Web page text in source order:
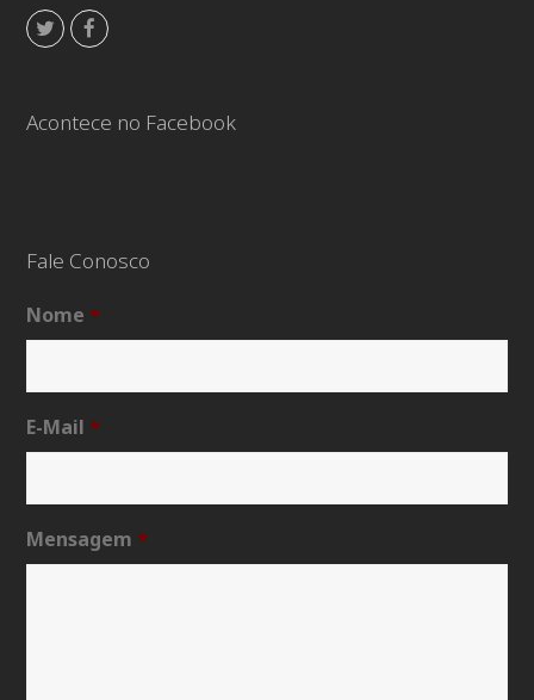
TwitterFacebook
Acontece no Facebook
Fale Conosco
Nome *
E-Mail *
Mensagem *